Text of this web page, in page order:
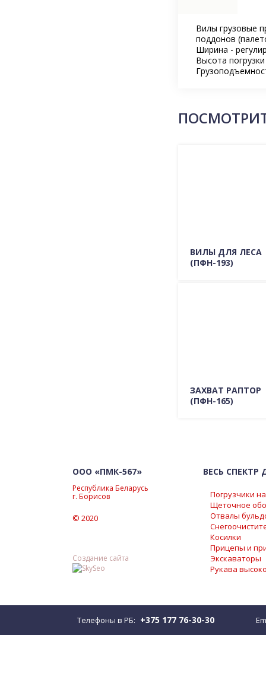
Вилы грузовые
поддонов
Ширина -
Высота
ВИЛЫ ДЛЯ ЛЕСА
(ПФН-193)
ЗАХВАТ РАПТОР
(ПФН-165)
ООО «ПМК-567»
Республика Беларусь
г. Борисов
© 2020
Создание сайта
ВЕСЬ
Погрузчики
Щеточное
Отвалы
Косилки
Прицепы и
Экскаваторы
Рукава
Телефоны в РБ: +375 177 76-30-30